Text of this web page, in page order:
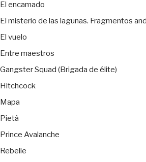
El encamado
El misterio de las lagunas. Fragmentos
El vuelo
Entre maestros
Gangster Squad (Brigada de élite)
Hitchcock
Mapa
Pietà
Prince Avalanche
Rebelle